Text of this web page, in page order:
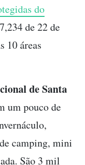
do
de 22 de
10 áreas
de Santa
um pouco de
camping, mini
São 3 mil